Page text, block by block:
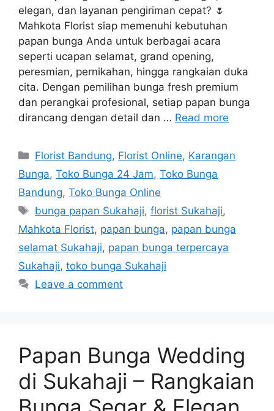
elegan, dan layanan pengiriman cepat? 🌷
Mahkota Florist siap memenuhi kebutuhan
papan bunga Anda untuk berbagai acara
seperti ucapan selamat, grand opening,
peresmian, pernikahan, hingga rangkaian duka
cita. Dengan pemilihan bunga fresh premium
dan perangkai profesional, setiap papan bunga
dirancang dengan detail dan … Read more
Florist Bandung, Florist Online, Karangan
Bunga, Toko Bunga 24 Jam, Toko Bunga
Bandung, Toko Bunga Online
bunga papan Sukahaji,florist Sukahaji,
Mahkota Florist, papan bunga, papan bunga
selamat Sukahaji, papan bunga terpercaya
Sukahaji, toko bunga Sukahaji
Leave a comment
Papan Bunga Wedding
di Sukahaji – Rangkaian